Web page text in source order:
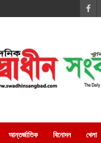
আন্তর্জাতিক বিনোদন খেলা